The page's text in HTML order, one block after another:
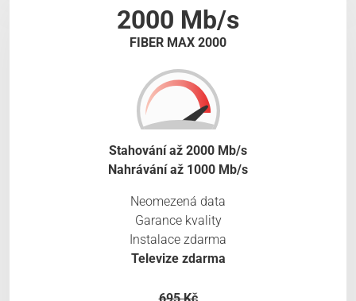
2000 Mb/s
FIBER MAX 2000
Stahování až 2000 Mb/s
Nahrávání až 1000 Mb/s
Neomezená data
Garance kvality
Instalace zdarma
Televize zdarma